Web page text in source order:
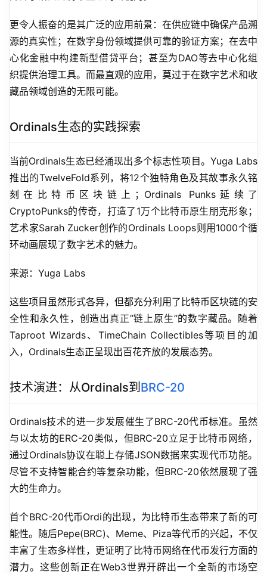
更令人振奋的是其广泛的应用前景：在供应链中确保产品溯
源的真实性；在数字身份领域提供可靠的验证方案；在去中
心化金融中构建新型借贷平台；甚至为DAO等去中心化组
织提供治理工具。而最直观的应用，莫过于在数字艺术和收
藏品领域创造的无限可能。
Ordinals生态的实践探索
当前Ordinals生态已经涌现出多个标志性项目。Yuga Labs
推出的TwelveFold系列，将12个独特角色及其故事永久铭
刻在比特币区块链上；Ordinals Punks延续了
CryptoPunks的传奇，打造了1万个比特币原生朋克形象；
艺术家Sarah Zucker创作的Ordinals Loops则用1000个循
环动画展现了数字艺术的魅力。
来源：Yuga Labs
这些项目虽然形式各异，但都充分利用了比特币区块链的安
全性和永久性，创造出真正”链上原生”的数字藏品。随着
Taproot Wizards、TimeChain Collectibles等项目的加
入，Ordinals生态正呈现出百花齐放的发展态势。
技术演进：从Ordinals到BRC-20
Ordinals技术的进一步发展催生了BRC-20代币标准。虽然
与以太坊的ERC-20类似，但BRC-20立足于比特币网络，
通过Ordinals协议在聪上存储JSON数据来实现代币功能。
尽管不支持智能合约等复杂功能，但BRC-20依然展现了强
大的生命力。
首个BRC-20代币Ordi的出现，为比特币生态带来了新的可
能性。随后Pepe(BRC)、Meme、Piza等代币的兴起，不仅
丰富了生态多样性，更证明了比特币网络在代币发行方面的
潜力。这些创新正在Web3世界开辟出一个全新的市场空